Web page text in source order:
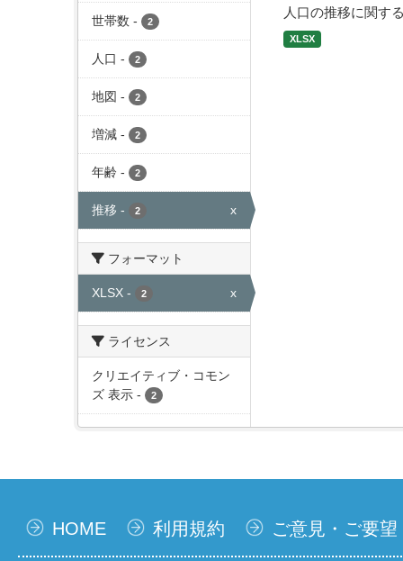
世帯数 - 2
人口 - 2
地図 - 2
増減 - 2
年齢 - 2
推移 - 2 x
フォーマット
XLSX - 2 x
ライセンス
クリエイティブ・コモン
ズ 表示 - 2
人口の推移に関す
XLSX
HOME 利用規約 ご意見・ご要望